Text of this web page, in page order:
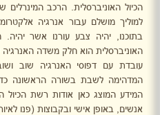
הכיול האוניברסלית. הרכב
למוליך מושלם עבור אנרגיה
בתוכנו, יהיה צבע עורנו אשר
האוניברסלית הוא חלק משדה
עובדת עם דפוסי האנרגיה שוב
המדהימה לשבת בשורה הראשונה
המידע המוצג כאן אודות רשת הכיול
אנשים, באופן אישי ובקבוצות (פנו